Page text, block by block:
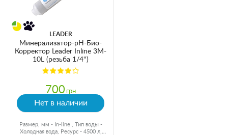
LEADER
Минерализатор-pH-Био-
Корректор Leader Inline 3M-
10L (резьба 1/4'')
700 грн
Нет в наличии
Размер, мм - In-line , Тип воды -
Холодная вода, Ресурс - 4500 л,